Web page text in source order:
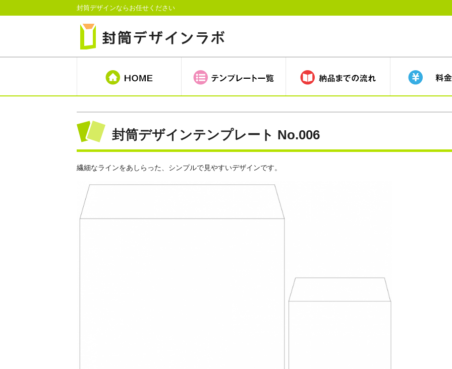
封筒デザインならお任せください
封筒デザインテンプレート No.006
繊細なラインをあしらった、シンプルで見やすいデザインです。